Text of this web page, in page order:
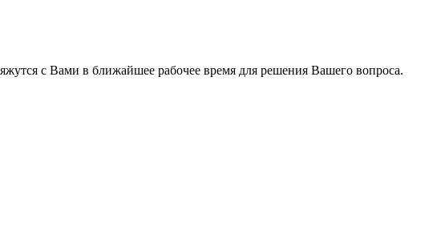
с Вами в ближайшее рабочее время для решения Вашего вопроса.